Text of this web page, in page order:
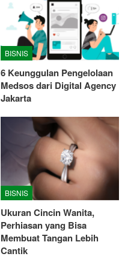
BISNIS
6 Keunggulan Pengelolaan
Medsos dari Digital Agency
Jakarta
BISNIS
Ukuran Cincin Wanita,
Perhiasan yang Bisa
Membuat Tangan Lebih
Cantik